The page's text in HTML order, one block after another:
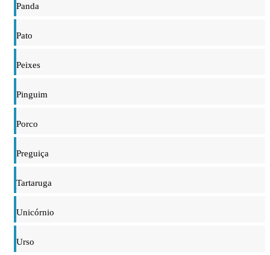
Panda
Pato
Peixes
Pinguim
Porco
Preguiça
Tartaruga
Unicórnio
Urso